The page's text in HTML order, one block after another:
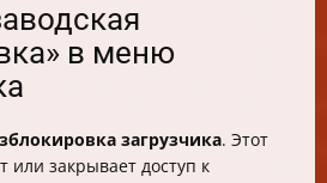
в меню
загрузчика. Этот
или закрывает доступ к